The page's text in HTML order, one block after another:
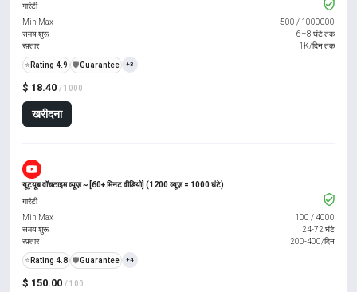
$ 18.40 / 1000
खरीदना
गारंटी
Min Max
500 / 1000000
समय शुरू
6–8 घंटे तक
रफ़्तार
1K/दिन तक
⭐ Rating 4.9 ️🛡️Guarantee +3
यूट्यूब वॉचटाइम व्यूज़ ~ [60+ मिनट वीडियो] (1200 व्यूज़ = 1000 घंटे)
$ 150.00 / 100
गारंटी
Min Max
100 /4000
समय शुरू
24-72 घंटे
रफ़्तार
200-400/दिन
⭐ Rating 4.8 ️🛡️Guarantee +4